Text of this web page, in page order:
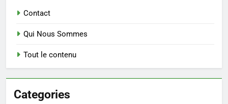
Contact
Qui Nous Sommes
Tout le contenu
Categories